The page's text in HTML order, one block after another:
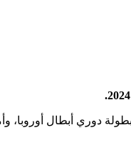
دوري أبطال أوروبا،